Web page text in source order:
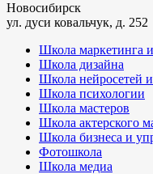
Новосибирск
ул. дуси ковальчук, д. 252
Школа маркетинга
Школа дизайна
Школа нейросетей
Школа психологии
Школа мастеров
Школа актерского
Школа бизнеса и
Фотошкола
Школа медиа